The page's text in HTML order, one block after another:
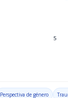
5
Perspectiva de género